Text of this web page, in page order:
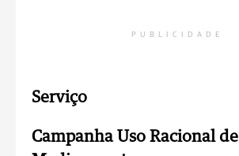
PUBLICIDADE
Serviço
Campanha Uso Racional de